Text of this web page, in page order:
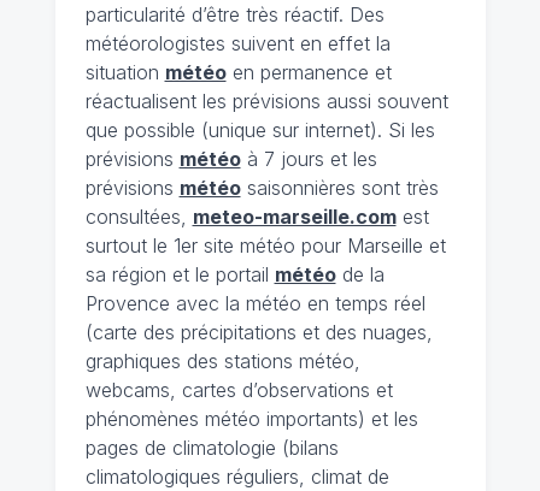
particularité d’être très réactif. Des
météorologistes suivent en effet la
situation météoen permanence et
réactualisent les prévisions aussi souvent
que possible (unique sur internet). Si les
prévisions météoà 7 jours et les
prévisions météosaisonnières sont très
consultées, meteo-marseille.comest
surtout le 1er site météo pour Marseille et
sa région et le portail météode la
Provence avec la météo en temps réel
(carte des précipitations et des nuages,
graphiques des stations météo,
webcams, cartes d’observations et
phénomènes météo importants) et les
pages de climatologie (bilans
climatologiques réguliers, climat de